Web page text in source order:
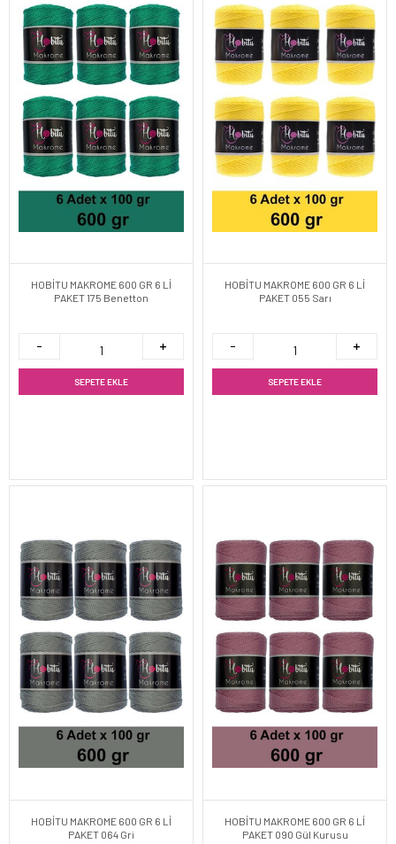
HOBİTU MAKROME 600 GR 6 Lİ
PAKET 175 Benetton
SEPETE EKLE
HOBİTU MAKROME 600 GR 6 Lİ
PAKET 055 Sarı
SEPETE EKLE
HOBİTU MAKROME 600 GR 6 Lİ
PAKET 064 Gri
HOBİTU MAKROME 600 GR 6 Lİ
PAKET 090 Gül Kurusu